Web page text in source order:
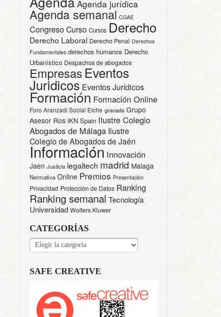
Agenda jurídica
Agenda semanal CGAE
CongresoCurso Cursos Derecho
Derecho Laboral Derecho Penal Derechos
Fundamentales derechos humanos Derecho
Urbanístico Despachos de abogados
Empresas Eventos
Juridicos Eventos Jurídicos
Formación Formación Online
Foro Aranzadi Social Elche granada Grupo
Asesor Ros iKN Spain Ilustre Colegio
Abogados de Málaga Ilustre
Colegio de Abogados de Jaén
Información Innovación
Jaen Justicia legaltech madrid Malaga
Normativa Online Premios Presentación
Privacidad Protección de Datos Ranking
Ranking semanal Tecnología
Universidad Wolters Kluwer
CATEGORÍAS
CATEGORÍAS
SAFE CREATIVE